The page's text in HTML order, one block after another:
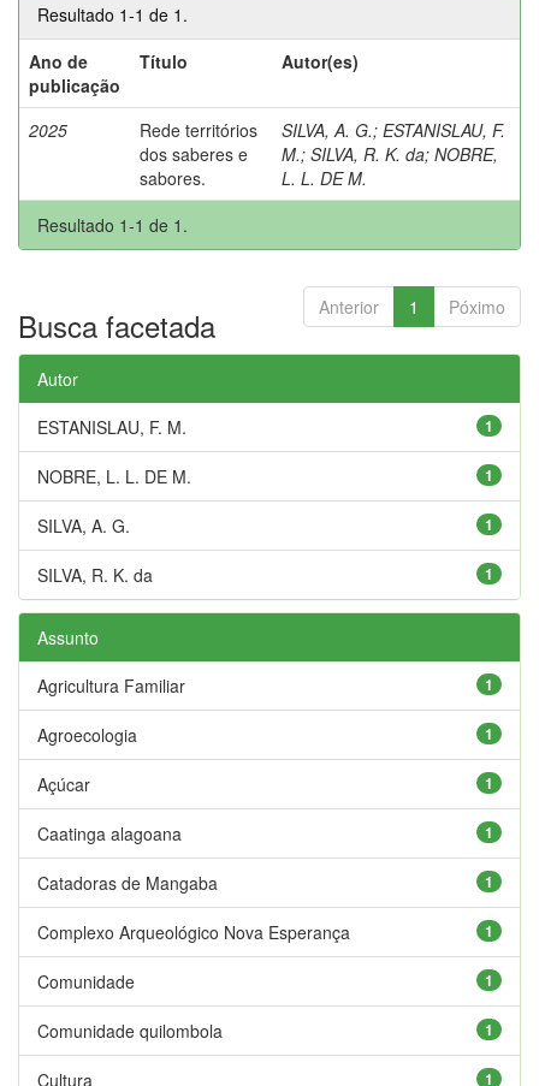
Resultado 1-1 de 1.
Ano de
publicação
Título Autor(es)
2025
Rede territórios
dos saberes e
sabores.
SILVA, A. G.; ESTANISLAU, F.
M.; SILVA, R. K. da; NOBRE,
L. L. DE M.
Resultado 1-1 de 1.
Anterior 1 Póximo
Busca facetada
Autor
1
ESTANISLAU, F. M.
1
NOBRE, L. L. DE M.
1
SILVA, A. G.
1
SILVA, R. K. da
Assunto
1
Agricultura Familiar
1
Agroecologia
1
Açúcar
1
Caatinga alagoana
1
Catadoras de Mangaba
1
Complexo Arqueológico Nova Esperança
1
Comunidade
1
Comunidade quilombola
1
Cultura